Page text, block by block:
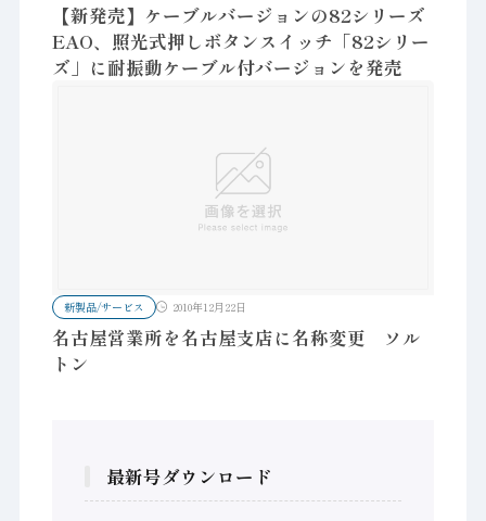
【新発売】ケーブルバージョンの82シリーズ
EAO、照光式押しボタンスイッチ「82シリー
ズ」に耐振動ケーブル付バージョンを発売
新製品/サービス 2010年12月22日
名古屋営業所を名古屋支店に名称変更 ソル
トン
最新号ダウンロード